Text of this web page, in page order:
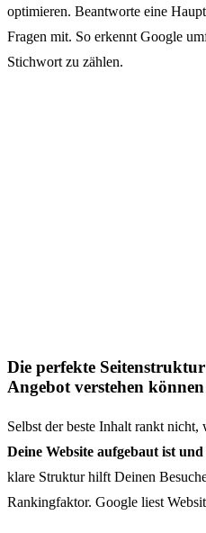
optimieren. Beantworte eine
Fragen mit. So erkennt Google
Stichwort zu zählen.
Die perfekte
Angebot verstehen können
Selbst der beste Inhalt rankt
Deine Website aufgebaut ist
klare Struktur hilft Deinen
Rankingfaktor. Google liest